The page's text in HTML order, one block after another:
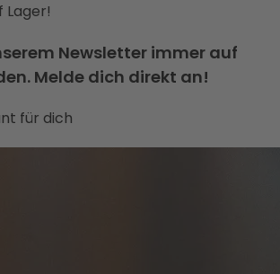
Lager!
Newsletter immer auf
Melde dich direkt an!
für dich